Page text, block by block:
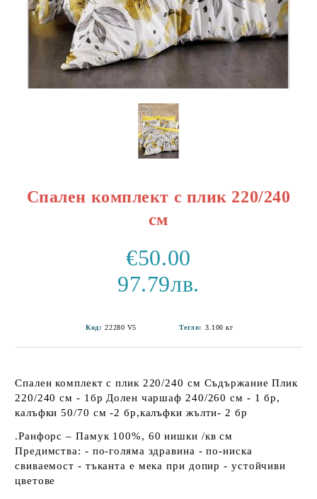
Спален комплект с плик 220/240
см
€50.00
97.79лв.
Код: 22280 V5 Тегло: 3.100 кг
Спален комплект с плик 220/240 см Съдържание Плик
220/240 см - 1бр Долен чаршаф 240/260 см - 1 бр,
калъфки 50/70 см -2 бр,калъфки жълти- 2 бр
.Ранфорс – Памук 100%, 60 нишки /кв см
Предимства: - по-голяма здравина - по-ниска
свиваемост - тъканта е мека при допир - устойчиви
цветове